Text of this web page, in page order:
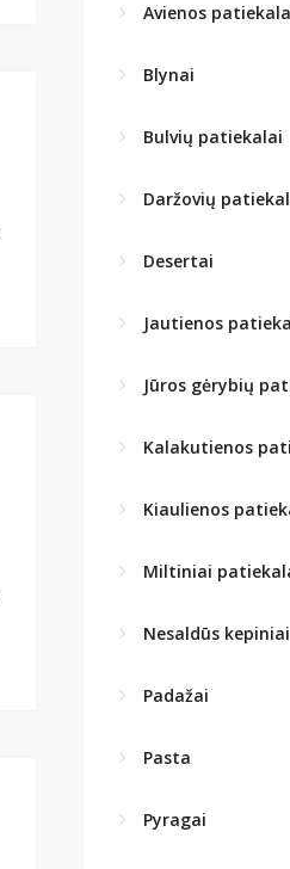
Avienos
Blynai
Bulvių patiekalai
Daržovių
Desertai
Jautienos
Jūros gėrybių
Kalakutienos
Kiaulienos
Miltiniai
Nesaldūs kepiniai
Padažai
Pasta
Pyragai